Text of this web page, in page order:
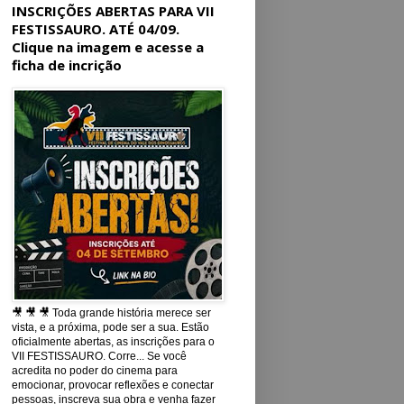
INSCRIÇÕES ABERTAS PARA VII
FESTISSAURO. ATÉ 04/09.
Clique na imagem e acesse a
ficha de incrição
🎥 🎥 🎥 Toda grande história merece ser
vista, e a próxima, pode ser a sua. Estão
oficialmente abertas, as inscrições para o
VII FESTISSAURO. Corre... Se você
acredita no poder do cinema para
emocionar, provocar reflexões e conectar
pessoas, inscreva sua obra e venha fazer